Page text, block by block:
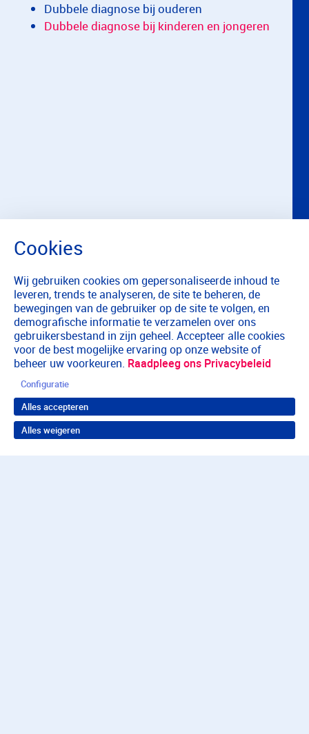
Dubbele diagnose bij ouderen
Dubbele diagnose bij kinderen en jongeren
Wij gebruiken cookies om gepersonaliseerde inhoud te
leveren, trends te analyseren, de site te beheren, de
bewegingen van de gebruiker op de site te volgen, en
demografische informatie te verzamelen over ons
gebruikersbestand in zijn geheel. Accepteer alle cookies
voor de best mogelijke ervaring op onze website of
beheer uw voorkeuren. Raadpleeg ons Privacybeleid
Configuratie
Alles accepteren
Alles weigeren